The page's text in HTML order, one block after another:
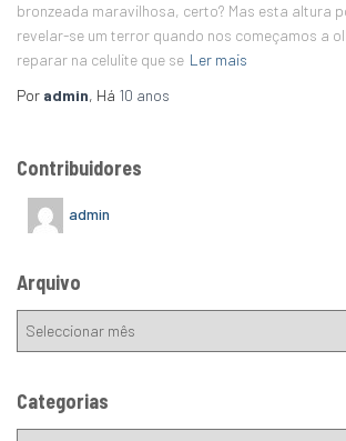
bronzeada maravilhosa, certo? Mas esta altura
revelar-se um terror quando nos começamos a
reparar na celulite que se Ler mais
Por admin, Há 10 anos
Contribuidores
admin
Arquivo
Categorias